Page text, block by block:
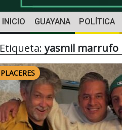
INICIO GUAYANA POLÍTICA
Etiqueta:yasmil marrufo
PLACERES